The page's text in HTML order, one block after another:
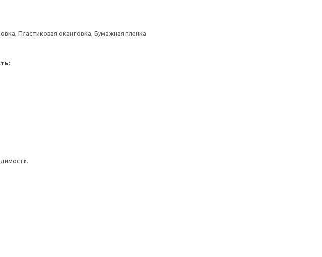
Пластиковая окантовка, Бумажная пленка